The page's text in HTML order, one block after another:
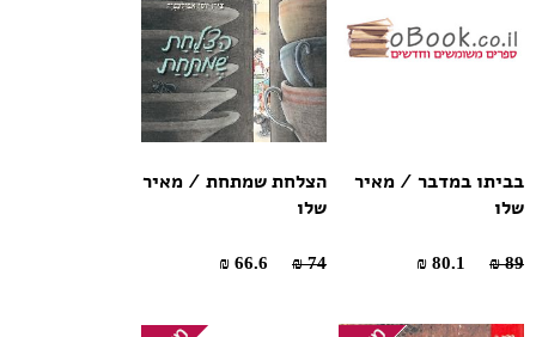
בביתו במדבר / מאיר
שלו
89 ₪
הצלחת שמתחת / מאיר
שלו
74 ₪